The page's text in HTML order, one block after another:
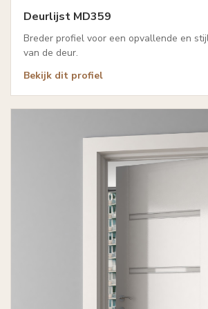
Deurlijst MD359
Breder profiel voor een opvallende en
van de deur.
Bekijk dit profiel